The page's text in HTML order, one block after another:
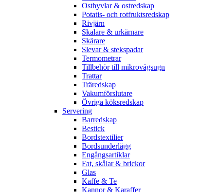
Osthyvlar & ostredskap
Potatis- och rotfruktsredskap
Rivjärn
Skalare & urkärnare
Skärare
Slevar & stekspadar
Termometrar
Tillbehör till mikrovågsugn
Trattar
Träredskap
Vakumförslutare
Övriga köksredskap
Servering
Barredskap
Bestick
Bordstextilier
Bordsunderlägg
Engångsartiklar
Fat, skålar & brickor
Glas
Kaffe & Te
Kannor & Karaffer